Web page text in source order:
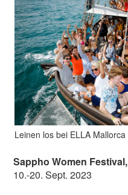
Leinen los bei ELLA Mallorca
Sappho Women Festival,
10.-20. Sept. 2023